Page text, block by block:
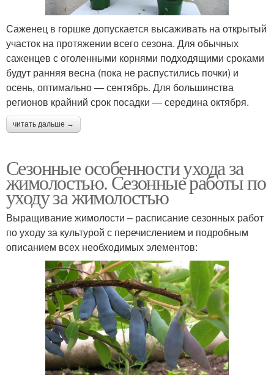
Саженец в горшке допускается высаживать на открытый
участок на протяжении всего сезона. Для обычных
саженцев с оголенными корнями подходящими сроками
будут ранняя весна (пока не распустились почки) и
осень, оптимально — сентябрь. Для большинства
регионов крайний срок посадки — середина октября.
читать дальше →
Сезонные особенности ухода за
жимолостью. Сезонные работы по
уходу за жимолостью
Выращивание жимолости – расписание сезонных работ
по уходу за культурой с перечислением и подробным
описанием всех необходимых элементов: